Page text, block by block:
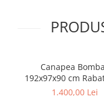
Canapea
192x97x90 cm
Gri (cod AF
1.400,00 Lei